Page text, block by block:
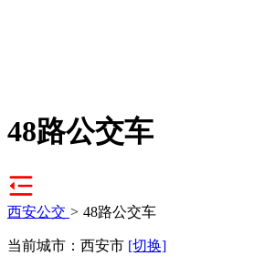
48路公交车
西安公交 > 48路公交车
当前城市：西安市 [切换]